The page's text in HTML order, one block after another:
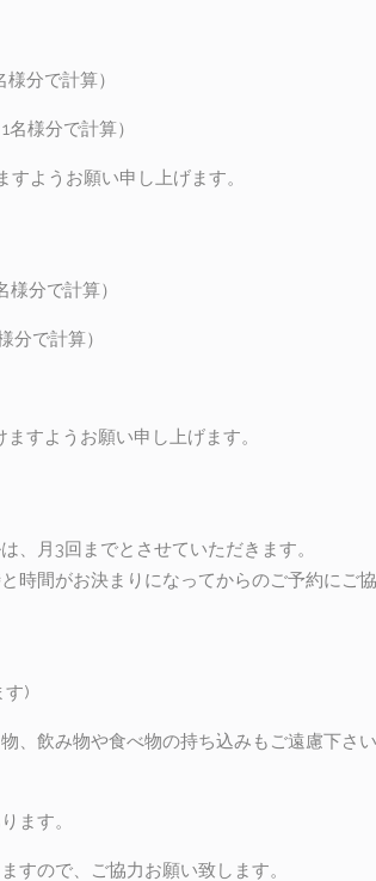
分で計算）
様分で計算）
ようお願い申し上げます。
分で計算）
分で計算）
すようお願い申し上げます。
、月3回までとさせていただきます。
時間がお決まりになってからのご予約にご
す)
、飲み物や食べ物の持ち込みもご遠慮下さい
ます。
すので、ご協力お願い致します。